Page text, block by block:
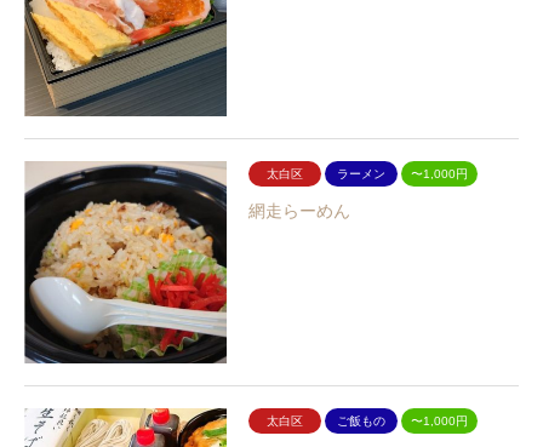
太白区 ラーメン 〜1,000円
網走らーめん
太白区 ご飯もの 〜1,000円